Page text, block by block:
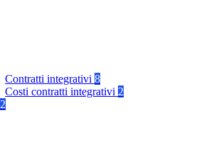
Contratti integrativi 8
Costi contratti integrativi 2
2